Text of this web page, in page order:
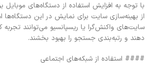
با توجه به افزایش استفاده از دستگاه‌های موبایل
از بهینه‌سازی سایت برای نمایش در این دستگاه‌ها
سایت‌های واکنش‌گرا یا ریسپانسیو می‌توانند تجربه
دهند و رتبه‌بندی جستجو را بهبود بخشند.
#### استفاده از شبکه‌های اجتماعی